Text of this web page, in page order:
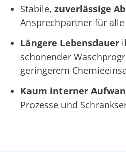
Stabile, zuverlässige
Ansprechpartner für
Längere Lebensdauer
schonender
geringerem
Kaum interner
Prozesse und